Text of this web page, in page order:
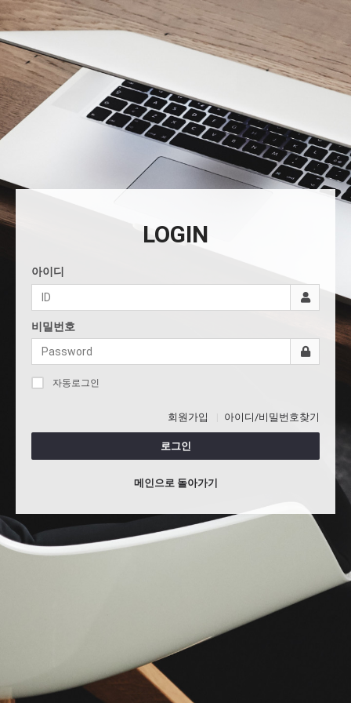
LOGIN
아이디
비밀번호
자동로그인
회원가입 아이디/비밀번호찾기
로그인
메인으로 돌아가기